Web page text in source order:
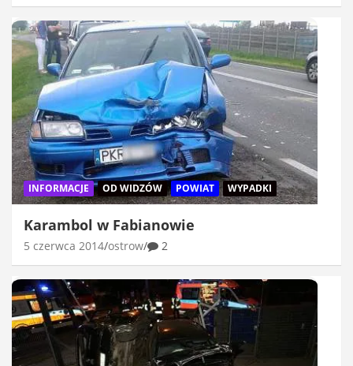
INFORMACJE OD WIDZÓW POWIAT WYPADKI
Karambol w Fabianowie
5 czerwca 2014 ostrow 2